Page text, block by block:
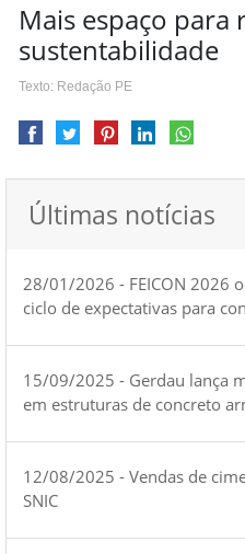
Mais espaço para
sustentabilidade
Texto: Redação PE
Últimas notícias
28/01/2026 - FEICON 2026
ciclo de expectativas para
15/09/2025 - Gerdau lança
em estruturas de concreto
12/08/2025 - Vendas de
SNIC